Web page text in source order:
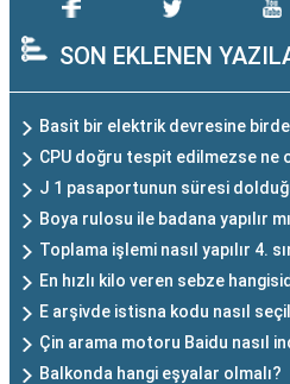
SON EKLENEN
Basit bir elektrik devresine
CPU doğru tespit edilmezse ne
J 1 pasaportunun süresi
Boya rulosu ile badana yapılır
Toplama işlemi nasıl yapılır 4.
En hızlı kilo veren sebze
E arşivde istisna kodu nasıl
Çin arama motoru Baidu nasıl
Balkonda hangi eşyalar olmalı?